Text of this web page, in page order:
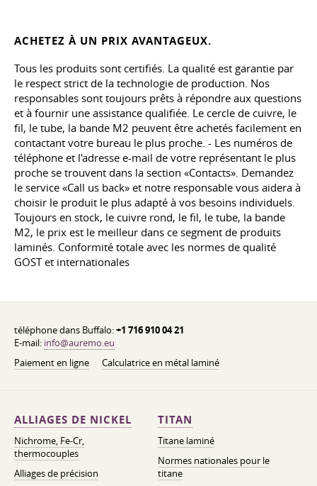
ACHETEZ À UN PRIX AVANTAGEUX.
Tous les produits sont certifiés. La qualité est garantie par
le respect strict de la technologie de production. Nos
responsables sont toujours prêts à répondre aux questions
et à fournir une assistance qualifiée. Le cercle de cuivre, le
fil, le tube, la bande M2 peuvent être achetés facilement en
contactant votre bureau le plus proche. - Les numéros de
téléphone et l'adresse e-mail de votre représentant le plus
proche se trouvent dans la section «Contacts». Demandez
le service «Call us back» et notre responsable vous aidera à
choisir le produit le plus adapté à vos besoins individuels.
Toujours en stock, le cuivre rond, le fil, le tube, la bande
M2, le prix est le meilleur dans ce segment de produits
laminés. Conformité totale avec les normes de qualité
GOST et internationales
téléphone dans Buffalo:+1 716 910 04 21
E-mail: info@auremo.eu
Paiement en ligne
Calculatrice en métal laminé
ALLIAGES DE NICKEL
Nichrome, Fe-Cr,
thermocouples
Alliages de précision
TITAN
Titane laminé
Normes nationales pour le
titane